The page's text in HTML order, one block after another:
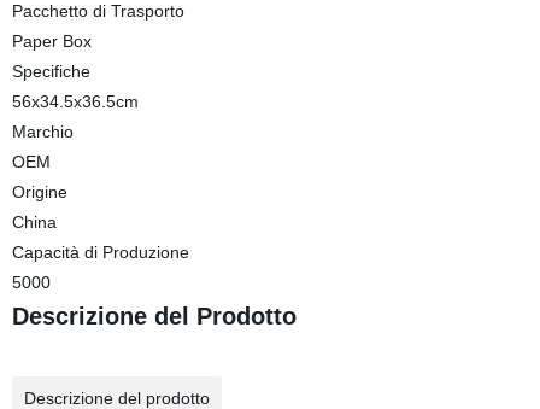
Pacchetto di Trasporto
Paper Box
Specifiche
56x34.5x36.5cm
Marchio
OEM
Origine
China
Capacità di Produzione
5000
Descrizione del Prodotto
Descrizione del prodotto